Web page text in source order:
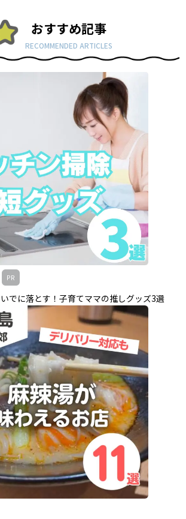
おすすめ記事
RECOMMENDED ARTICLES
PR
でに落とす！子育てママの推しグッズ3選